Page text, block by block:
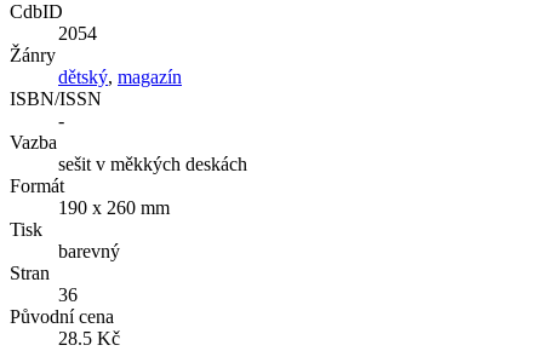
CdbID
2054
Žánry
dětský, magazín
ISBN/ISSN
-
Vazba
sešit v měkkých deskách
Formát
190 x 260 mm
Tisk
barevný
Stran
36
Původní cena
28.5 Kč